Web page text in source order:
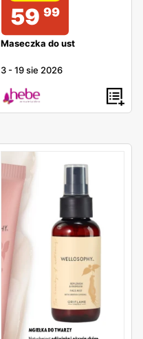
59 99
Maseczka do ust
3 -19 sie 2026